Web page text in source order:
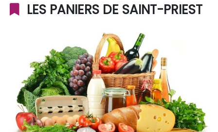
LES PANIERS DE SAINT-PRIEST